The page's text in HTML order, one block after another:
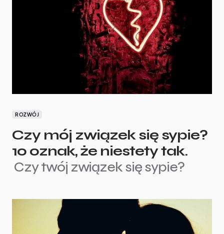
ROZWÓJ
Czy mój związek się sypie?
10 oznak, że niestety tak.
Czy twój związek się sypie?